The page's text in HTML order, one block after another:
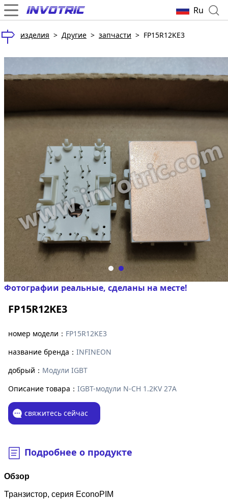
Ru
изделия > Другие > запчасти > FP15R12KE3
Фотографии реальные, сделаны на месте!
FP15R12KE3
номер модели： FP15R12KE3
название бренда： INFINEON
добрый： Модули IGBT
Описание товара： IGBT-модули N-CH 1.2KV 27A
свяжитесь сейчас
Подробнее о продукте
Обзор
Транзистор, серия EconoPIM